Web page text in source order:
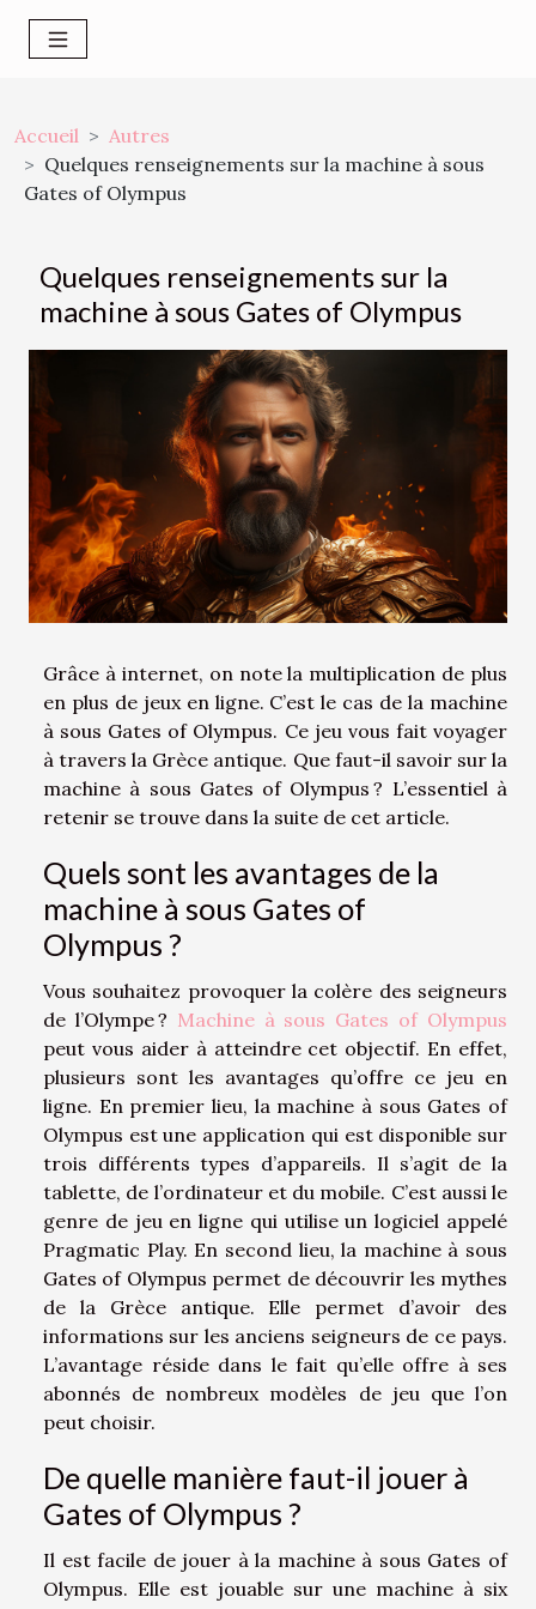
Accueil
Autres
Quelques renseignements sur la machine à sous
Gates of Olympus
Quelques renseignements sur la
machine à sous Gates of Olympus
Grâce à internet, on note la multiplication de plus
en plus de jeux en ligne. C’est le cas de la machine
à sous Gates of Olympus. Ce jeu vous fait voyager
à travers la Grèce antique. Que faut-il savoir sur la
machine à sous Gates of Olympus ? L’essentiel à
retenir se trouve dans la suite de cet article.
Quels sont les avantages de la
machine à sous Gates of
Olympus ?
Vous souhaitez provoquer la colère des seigneurs
de l’Olympe ? Machine à sous Gates of Olympus
peut vous aider à atteindre cet objectif. En effet,
plusieurs sont les avantages qu’offre ce jeu en
ligne. En premier lieu, la machine à sous Gates of
Olympus est une application qui est disponible sur
trois différents types d’appareils. Il s’agit de la
tablette, de l’ordinateur et du mobile. C’est aussi le
genre de jeu en ligne qui utilise un logiciel appelé
Pragmatic Play. En second lieu, la machine à sous
Gates of Olympus permet de découvrir les mythes
de la Grèce antique. Elle permet d’avoir des
informations sur les anciens seigneurs de ce pays.
L’avantage réside dans le fait qu’elle offre à ses
abonnés de nombreux modèles de jeu que l’on
peut choisir.
De quelle manière faut-il jouer à
Gates of Olympus ?
Il est facile de jouer à la machine à sous Gates of
Olympus. Elle est jouable sur une machine à six